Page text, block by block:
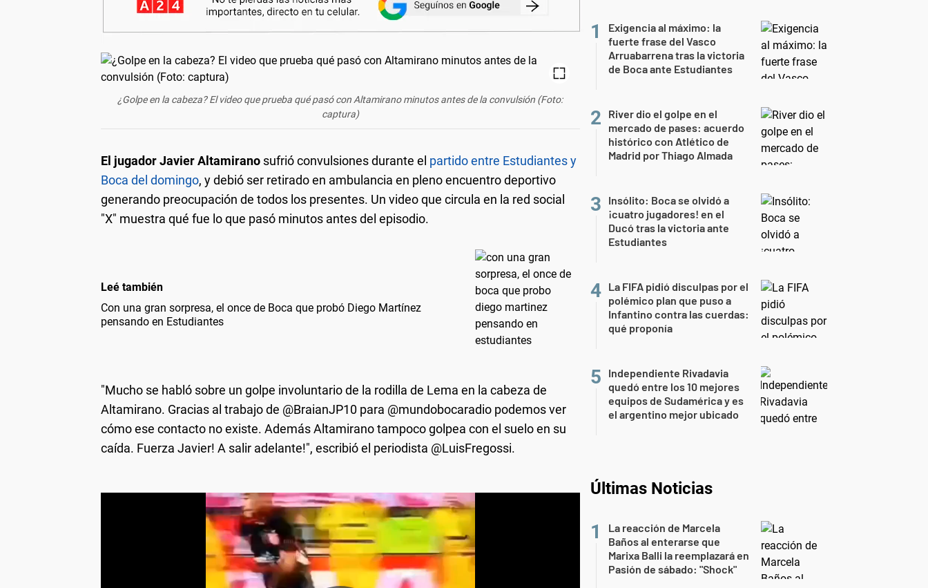
¿Golpe en la cabeza? El video que prueba qué pasó con Altamirano minutos antes de la convulsión (Foto:
captura)
El jugador Javier Altamirano sufrió convulsiones durante el partido entre Estudiantes y
Boca del domingo, y debió ser retirado en ambulancia en pleno encuentro deportivo
generando preocupación de todos los presentes. Un video que circula en la red social
"X" muestra qué fue lo que pasó minutos antes del episodio.
Leé también
Con una gran sorpresa, el once de Boca que probó Diego Martínez
pensando en Estudiantes
"Mucho se habló sobre un golpe involuntario de la rodilla de Lema en la cabeza de
Altamirano. Gracias al trabajo de @BraianJP10 para @mundobocaradio podemos ver
cómo ese contacto no existe. Además Altamirano tampoco golpea con el suelo en su
caída. Fuerza Javier! A salir adelante!", escribió el periodista @LuisFregossi.
Exigencia al máximo: la
fuerte frase del Vasco
Arruabarrena tras la victoria
de Boca ante Estudiantes
River dio el golpe en el
mercado de pases: acuerdo
histórico con Atlético de
Madrid por Thiago Almada
Insólito: Boca se olvidó a
¡cuatro jugadores! en el
Ducó tras la victoria ante
Estudiantes
La FIFA pidió disculpas por el
polémico plan que puso a
Infantino contra las cuerdas:
qué proponía
Independiente Rivadavia
quedó entre los 10 mejores
equipos de Sudamérica y es
el argentino mejor ubicado
Últimas Noticias
La reacción de Marcela
Baños al enterarse que
Marixa Balli la reemplazará en
Pasión de sábado: "Shock"